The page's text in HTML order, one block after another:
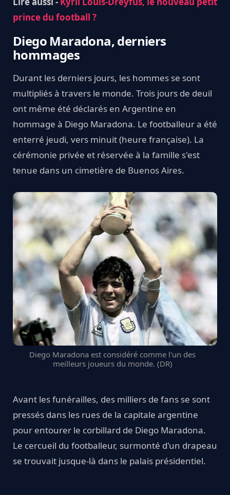
prince du football ?
Diego Maradona, derniers
hommages
Durant les derniers jours, les hommes se sont
multipliés à travers le monde. Trois jours de deuil
ont même été déclarés en Argentine en
hommage à Diego Maradona. Le footballeur a été
enterré jeudi, vers minuit (heure française). La
cérémonie privée et réservée à la famille s'est
tenue dans un cimetière de Buenos Aires.
Diego Maradona est considéré comme l'un des
meilleurs joueurs du monde. (DR)
Avant les funérailles, des milliers de fans se sont
pressés dans les rues de la capitale argentine
pour entourer le corbillard de Diego Maradona.
Le cercueil du footballeur, surmonté d'un drapeau
se trouvait jusque-là dans le palais présidentiel.